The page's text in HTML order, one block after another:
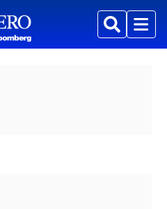
BuscarMenu